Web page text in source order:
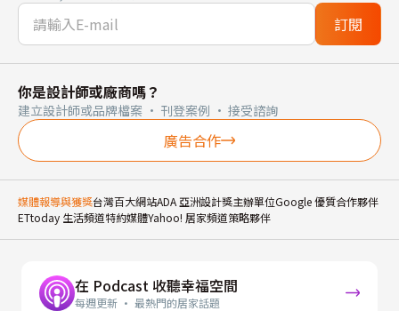
訂閱
你是設計師或廠商嗎？
建立設計師或品牌檔案 · 刊登案例 · 接受諮詢
廣告合作
媒體報導與獲獎台灣百大網站ADA 亞洲設計獎主辦單位Google 優質合作夥伴
ETtoday 生活頻道特約媒體Yahoo! 居家頻道策略夥伴
在 Podcast 收聽幸福空間
每週更新 · 最熱門的居家話題